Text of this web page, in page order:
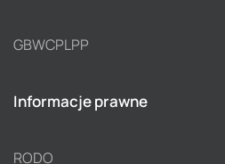
GBWCPLPP
Informacje prawne
RODO